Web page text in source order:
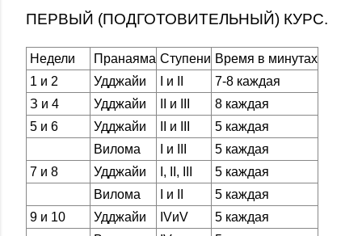
ПЕРВЫЙ (ПОДГОТОВИТЕЛЬНЫЙ) КУРС.
Недели Пранаяма Ступени Время в минутах
1 и 2
Удджайи I и II
7-8 каждая
З и 4
Удджайи II и III
8 каждая
5 и 6
Удджайи II и III
5 каждая
Вилома
I и III
5 каждая
7 и 8
Удджайи I, II, III
5 каждая
Вилома
I и II
5 каждая
9 и 10
Удджайи IVиV
5 каждая